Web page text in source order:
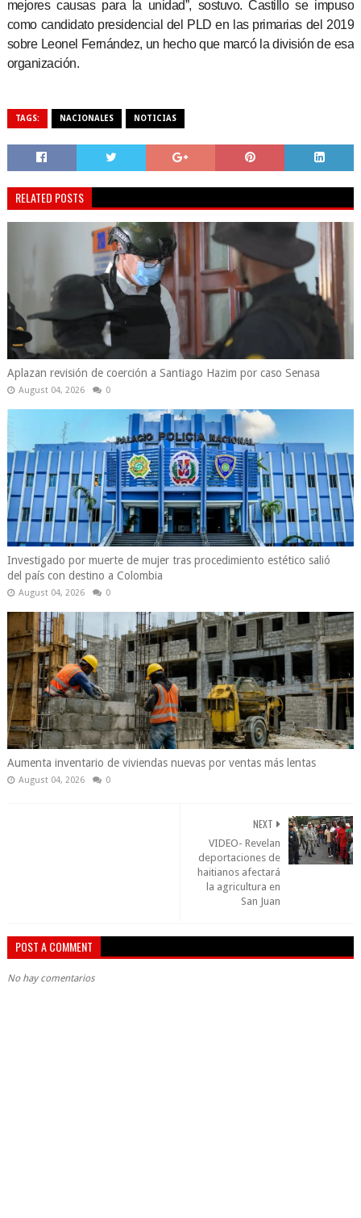
mejores causas para la unidad”, sostuvo. Castillo se impuso
como candidato presidencial del PLD en las primarias del 2019
sobre Leonel Fernández, un hecho que marcó la división de esa
organización.
TAGS: NACIONALES NOTICIAS
RELATED POSTS
Aplazan revisión de coerción a Santiago Hazim por caso Senasa
August 04, 2026 0
Investigado por muerte de mujer tras procedimiento estético salió
del país con destino a Colombia
August 04, 2026 0
Aumenta inventario de viviendas nuevas por ventas más lentas
August 04, 2026 0
NEXT
VIDEO- Revelan
deportaciones de
haitianos afectará
la agricultura en
San Juan
POST A COMMENT
No hay comentarios